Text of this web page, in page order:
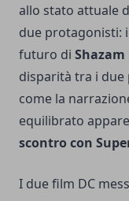
allo stato attuale
due protagonisti:
futuro di Shazam
disparità tra i due
come la
equilibrato
scontro con
I due film DC